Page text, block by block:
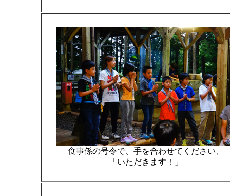
食事係の号令で、手を合わせてください、
「いただきます！」